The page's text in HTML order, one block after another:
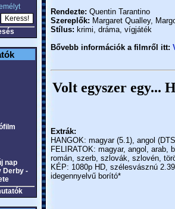
nap
Derby -
Rendezte: Quentin Tarantino
Szereplők: Margaret Qualley,
Stílus: krimi, dráma, vígjáték
Bővebb információk a filmről itt:
Volt egyszer egy...
Extrák:
HANGOK: magyar (5.1), angol
FELIRATOK: magyar, angol, arab,
román, szerb, szlovák, szlovén,
KÉP: 1080p HD, szélesvásznú
idegennyelvű borító*